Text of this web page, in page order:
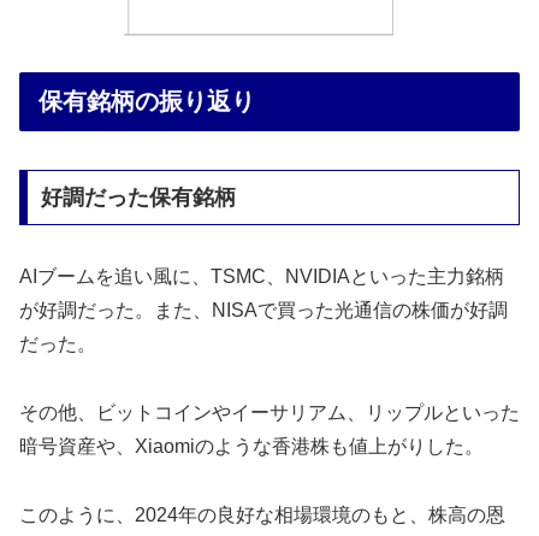
保有銘柄の振り返り
好調だった保有銘柄
AIブームを追い風に、TSMC、NVIDIAといった主力銘柄
が好調だった。また、NISAで買った光通信の株価が好調
だった。
その他、ビットコインやイーサリアム、リップルといった
暗号資産や、Xiaomiのような香港株も値上がりした。
このように、2024年の良好な相場環境のもと、株高の恩